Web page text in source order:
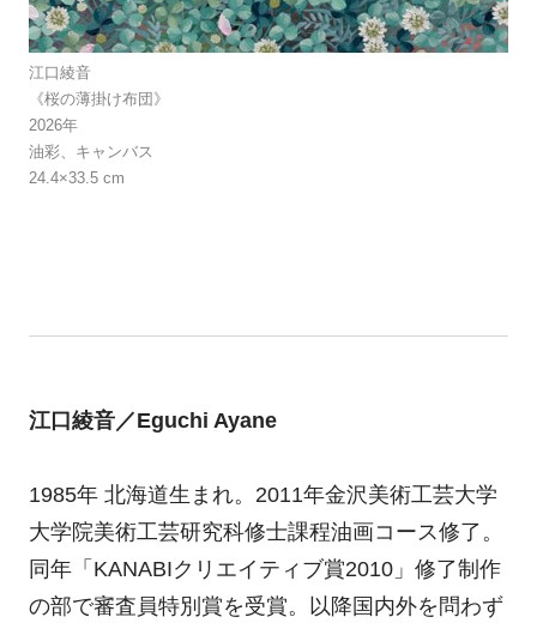
江口綾音
《桜の薄掛け布団》
2026年
油彩、キャンバス
24.4×33.5 cm
江口綾音／Eguchi Ayane
1985年 北海道生まれ。2011年金沢美術工芸大学
大学院美術工芸研究科修士課程油画コース修了。
同年「KANABIクリエイティブ賞2010」修了制作
の部で審査員特別賞を受賞。以降国内外を問わず